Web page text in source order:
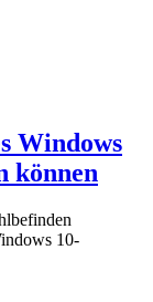
Windows
können
10-